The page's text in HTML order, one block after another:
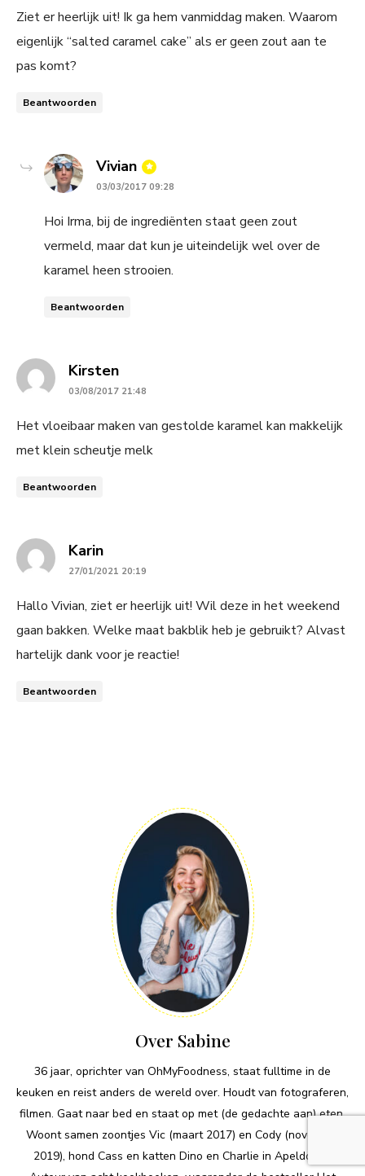
Ziet er heerlijk uit! Ik ga hem vanmiddag maken. Waarom
eigenlijk “salted caramel cake” als er geen zout aan te
pas komt?
Beantwoorden
Vivian says:
03/03/2017 09:28
Hoi Irma, bij de ingrediënten staat geen zout
vermeld, maar dat kun je uiteindelijk wel over de
karamel heen strooien.
Beantwoorden
Kirstensays:
03/08/2017 21:48
Het vloeibaar maken van gestolde karamel kan makkelijk
met klein scheutje melk
Beantwoorden
Karinsays:
27/01/2021 20:19
Hallo Vivian, ziet er heerlijk uit! Wil deze in het weekend
gaan bakken. Welke maat bakblik heb je gebruikt? Alvast
hartelijk dank voor je reactie!
Beantwoorden
Over Sabine
36 jaar, oprichter van OhMyFoodness, staat fulltime in de
keuken en reist anders de wereld over. Houdt van fotograferen,
filmen. Gaat naar bed en staat op met (de gedachte aan) eten.
Woont samen zoontjes Vic (maart 2017) en Cody (november
2019), hond Cass en katten Dino en Charlie in Apeldoorn.